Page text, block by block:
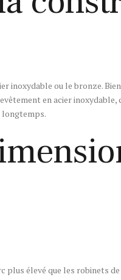
inoxydable ou le bronze.
en acier inoxydable,
longtemps.
plus élevé que les robinets